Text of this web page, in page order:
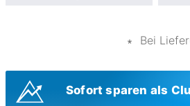
∗
Bei
Sofort sparen als